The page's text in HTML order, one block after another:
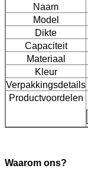
Naam
Model
Dikte
Capaciteit
Materiaal
Kleur
Verpakkingsdetails
Productvoordelen
Waarom ons?